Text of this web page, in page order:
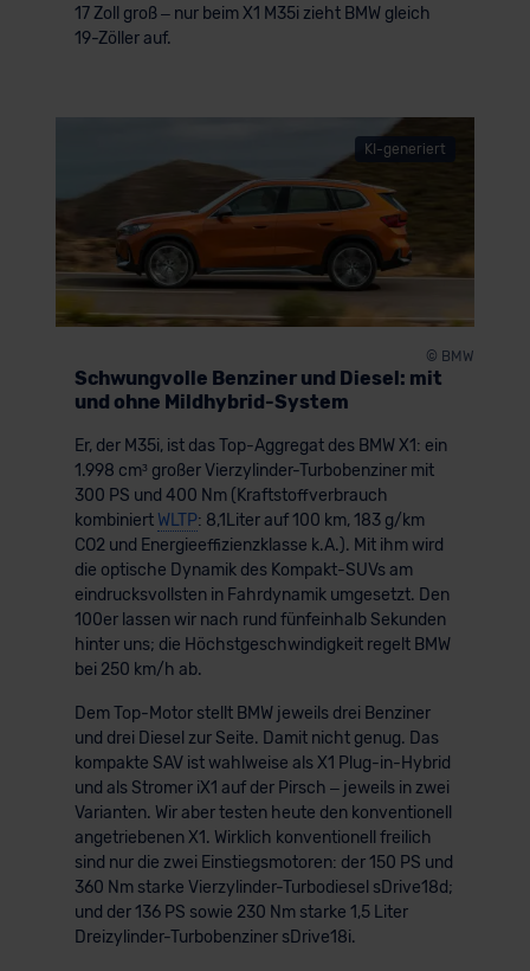
17 Zoll groß – nur beim X1 M35i zieht BMW gleich
19-Zöller auf.
KI-generiert
© BMW
Schwungvolle Benziner und Diesel: mit
und ohne Mildhybrid-System
Er, der M35i, ist das Top-Aggregat des BMW X1: ein
1.998 cm³ großer Vierzylinder-Turbobenziner mit
300 PS und 400 Nm (Kraftstoffverbrauch
kombiniert WLTP: 8,1Liter auf 100 km, 183 g/km
CO2 und Energieeffizienzklasse k.A.). Mit ihm wird
die optische Dynamik des Kompakt-SUVs am
eindrucksvollsten in Fahrdynamik umgesetzt. Den
100er lassen wir nach rund fünfeinhalb Sekunden
hinter uns; die Höchstgeschwindigkeit regelt BMW
bei 250 km/h ab.
Dem Top-Motor stellt BMW jeweils drei Benziner
und drei Diesel zur Seite. Damit nicht genug. Das
kompakte SAV ist wahlweise als X1 Plug-in-Hybrid
und als Stromer iX1 auf der Pirsch – jeweils in zwei
Varianten. Wir aber testen heute den konventionell
angetriebenen X1. Wirklich konventionell freilich
sind nur die zwei Einstiegsmotoren: der 150 PS und
360 Nm starke Vierzylinder-Turbodiesel sDrive18d;
und der 136 PS sowie 230 Nm starke 1,5 Liter
Dreizylinder-Turbobenziner sDrive18i.